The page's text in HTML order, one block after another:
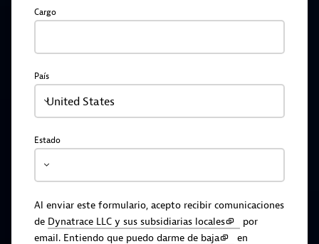
Cargo
País
United States
Estado
Al enviar este formulario, acepto recibir comunicaciones
de Dynatrace LLC y sus subsidiarias locales
por
email. Entiendo que puedo darme de baja
en